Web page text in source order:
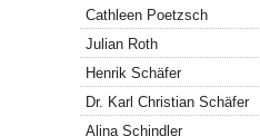
Cathleen Poetzsch
Julian Roth
Henrik Schäfer
Dr. Karl Christian Schäfer
Alina Schindler